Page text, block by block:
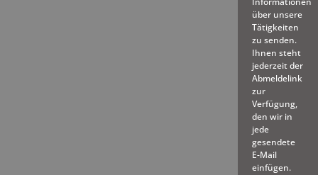
über unsere
Tätigkeiten
zu senden.
Ihnen steht
jederzeit der
Abmeldelink
zur
Verfügung,
den wir in
jede
gesendete
E-Mail
einfügen.